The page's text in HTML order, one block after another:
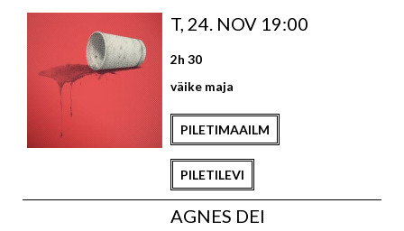
T, 24. NOV 19:00
2h 30
väike maja
PILETIMAAILM
PILETILEVI
AGNES DEI